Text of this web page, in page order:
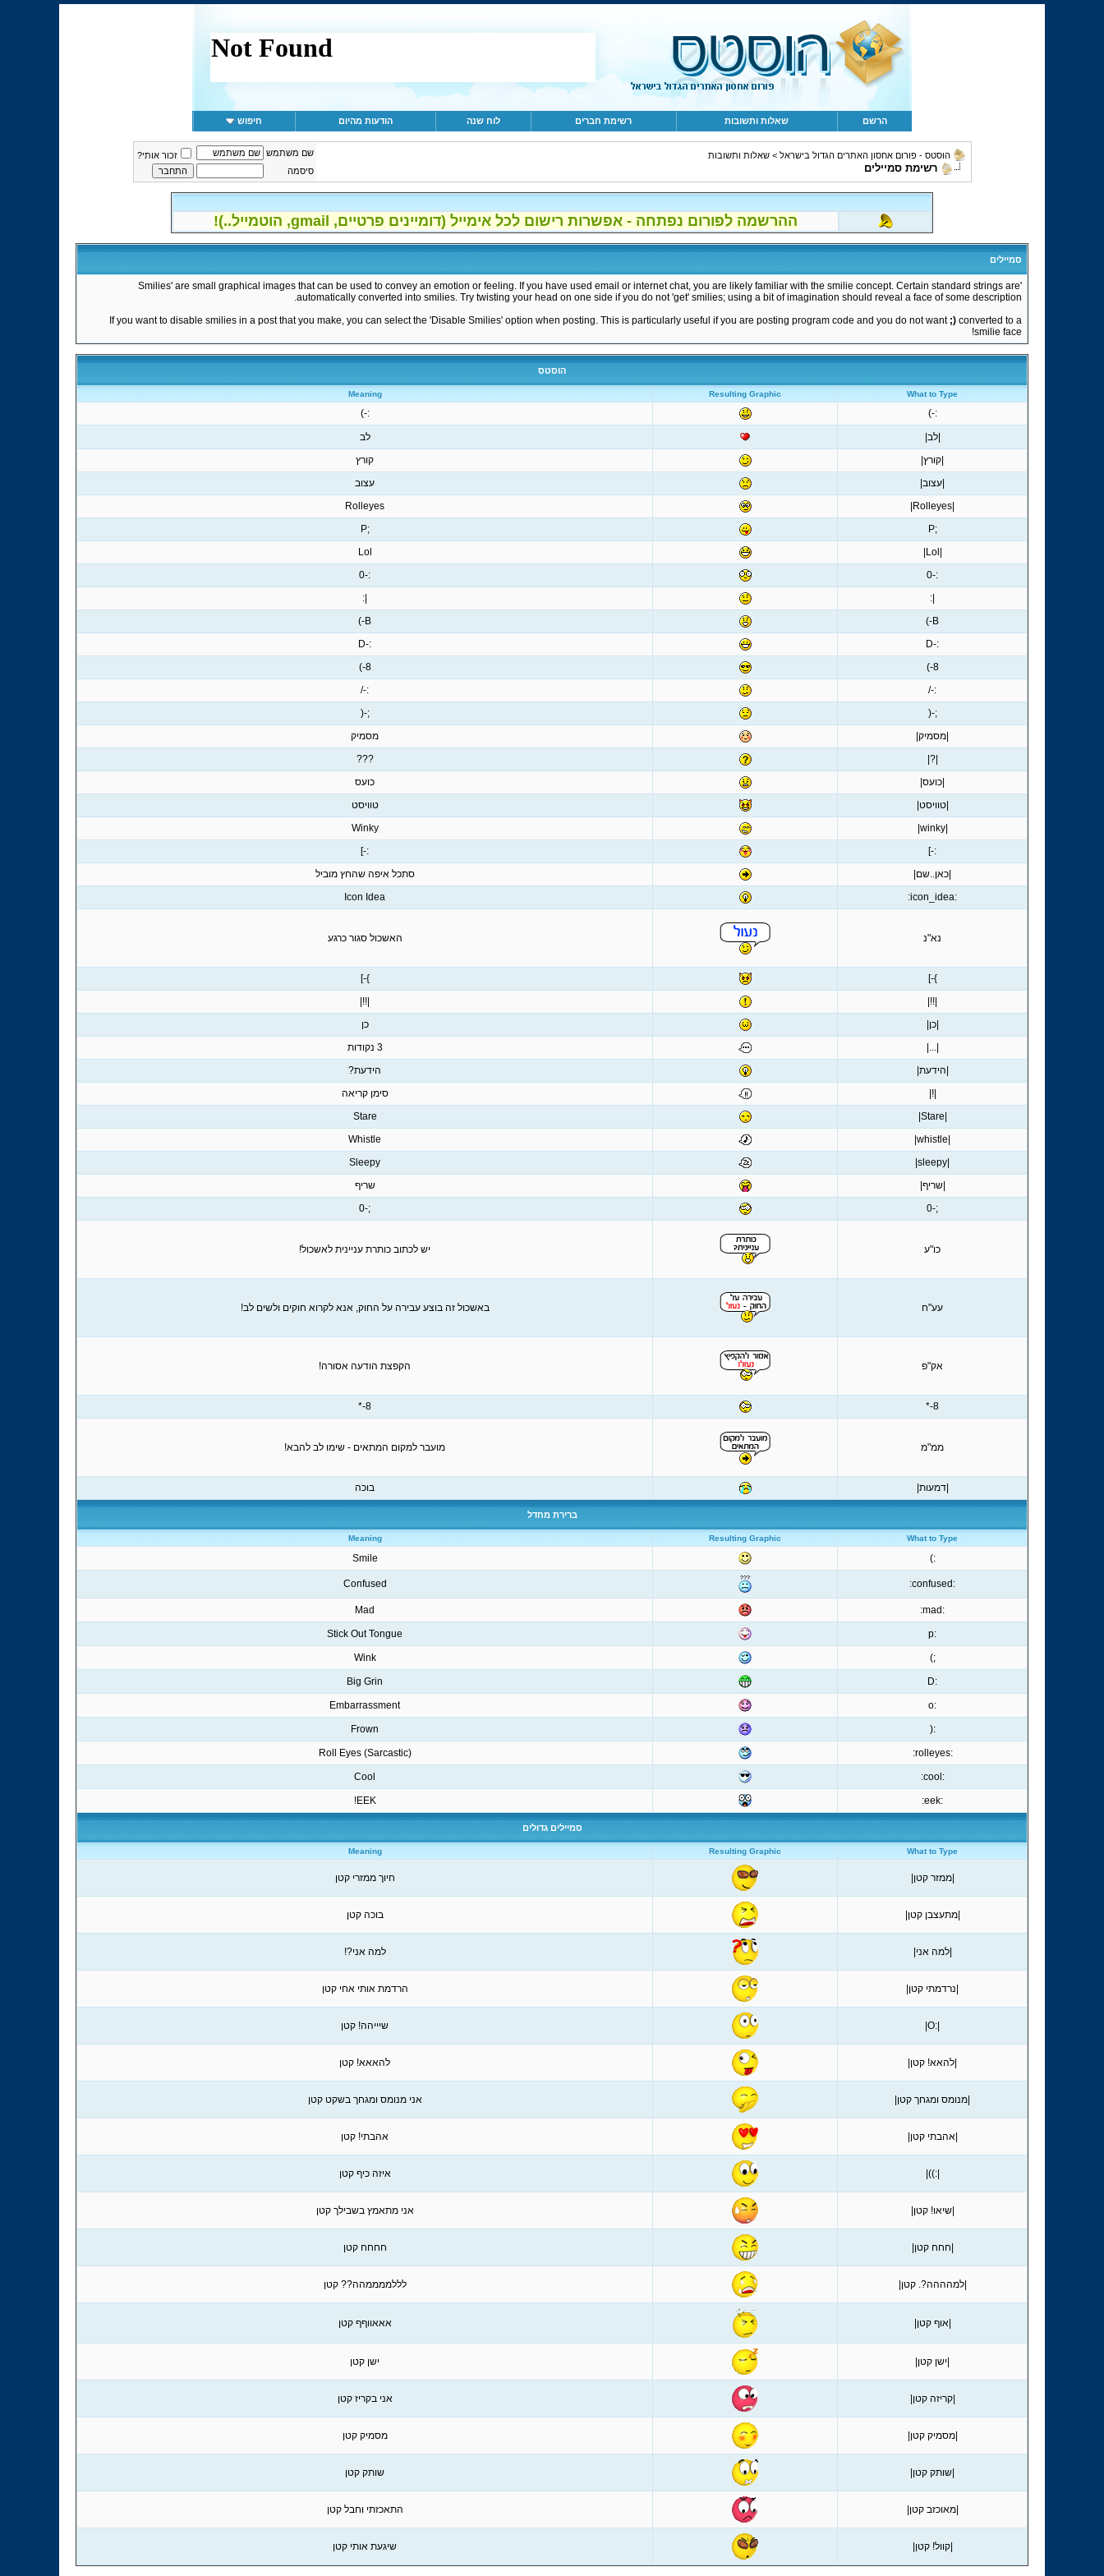
הרשם שאלות ותשובות רשימת חברים לוח שנה הודעות מהיום חיפוש
הוסטס - פורום אחסון האתרים הגדול בישראל >שאלות ותשובות
רשימת סמיילים
שם משתמש
זכור אותי?
סיסמה
ההרשמה לפורום נפתחה - אפשרות רישום לכל אימייל (דומיינים פרטיים, gmail, הוטמייל..)!
סמיילים
'Smilies' are small graphical images that can be used to convey an emotion or feeling. If you have used email or internet chat, you are likely familiar with the smilie concept. Certain standard strings are
automatically converted into smilies. Try twisting your head on one side if you do not 'get' smilies; using a bit of imagination should reveal a face of some description.
If you want to disable smilies in a post that you make, you can select the 'Disable Smilies' option when posting. This is particularly useful if you are posting program code and you do not want ;) converted to a
smilie face!
הוסטס
What to Type
Resulting Graphic
Meaning
:-)
:-)
|לב|
לב
|קורץ|
קורץ
|עצוב|
עצוב
Rolleyes
;P
;P
Lol
:-0
:-0
|:
|:
B-)
B-)
:-D
:-D
8-)
8-)
:-/
:-/
;-(
;-(
|מסמיק|
מסמיק
|?|
???
|כועס|
כועס
|טוויסט|
טוויסט
|winky|
Winky
:-]
:-]
|כאן..שם|
סתכל איפה שהחץ מוביל
:icon_idea:
Icon Idea
נא"נ האשכול סגור כרגע
}-]
}-]
|!!|
|!!|
|כן|
כן
|...|
3 נקודות
|הידעת|
הידעת?
|!|
סימן קריאה
Stare
Whistle
Sleepy
|שריף|
שריף
;-0
;-0
כו"ע יש לכתוב כותרת עניינית לאשכול!
עע"ח באשכול זה בוצע עבירה על החוק, אנא לקרוא חוקים ולשים לב!
אק"פ הקפצת הודעה אסורה!
8-*
8-*
ממ"מ מועבר למקום המתאים - שימו לב להבא!
|דמעות| בוכה
ברירת מחדל
What to Type
Resulting Graphic
Meaning
:)
Smile
:confused:
Confused
:mad:
Mad
:p
Stick Out Tongue
;)
Wink
:D
Big Grin
:o
Embarrassment
:(
Frown
:rolleyes:
Roll Eyes (Sarcastic)
:cool:
Cool
:eek:
EEK!
סמיילים גדולים
What to Type
Resulting Graphic
Meaning
|ממזר קטן| חיוך ממזרי קטן
|מתעצבן קטן| בוכה קטן
|למה אני| למה אני?!
|נרדמתי קטן| הרדמת אותי אחי קטן
|:O| שיייהה! קטן
|להאא! קטן| להאאא! קטן
|מנומס ומגחך קטן| אני מנומס ומגחך בשקט קטן
|אהבתי קטן| אהבתי! קטן
|:))| איזה כיף קטן
|שיאו! קטן| אני מתאמץ בשבילך קטן
|חחח קטן| חחחח קטן
|למהההה?. קטן| לללממממהה?? קטן
|אוף קטן| אאאווףף קטן
|ישן קטן| ישן קטן
|קריזה קטן| אני בקריז קטן
|מסמיק קטן| מסמיק קטן
|שותק קטן| שותק קטן
|מאוכזב קטן| התאכזתי וחבל קטן
|קוול! קטן| שיגעת אותי קטן